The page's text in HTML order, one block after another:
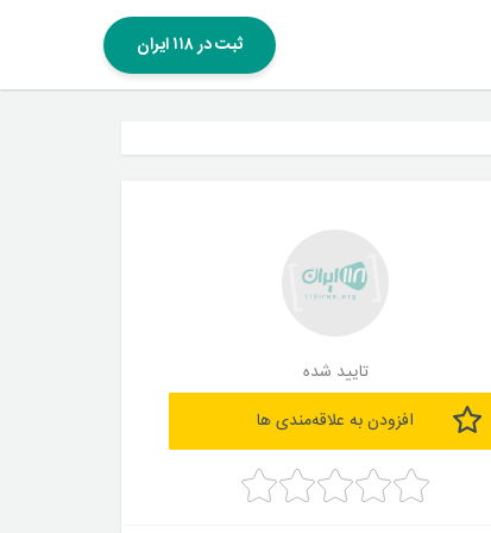
ثبت در ۱۱۸ ایران
تایید شده
افزودن به علاقه‌مندی ها